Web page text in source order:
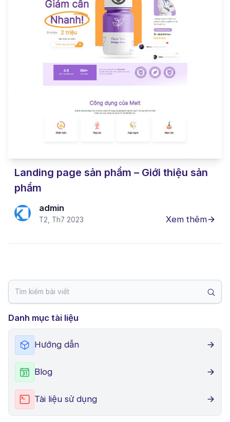
Landing page sản phẩm – Giới thiệu sản
phẩm
admin
T2, Th7 2023 Xem thêm
Danh mục tài liệu
Hướng dẫn
Blog
Tài liệu sử dụng